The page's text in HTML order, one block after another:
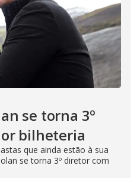
se torna 3º
bilheteria
que ainda estão à sua
se torna 3º diretor com